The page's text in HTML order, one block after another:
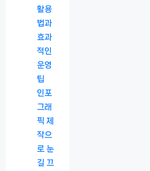
활용
법과
효과
적인
운영
팁
인포
그래
픽 제
작으
로 눈
길 끄